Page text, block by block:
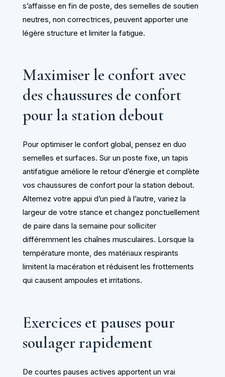
s’affaisse en fin de poste, des semelles de soutien
neutres, non correctrices, peuvent apporter une
légère structure et limiter la fatigue.
Maximiser le confort avec
des chaussures de confort
pour la station debout
Pour optimiser le confort global, pensez en duo
semelles et surfaces. Sur un poste fixe, un tapis
antifatigue améliore le retour d’énergie et complète
vos chaussures de confort pour la station debout.
Alternez votre appui d’un pied à l’autre, variez la
largeur de votre stance et changez ponctuellement
de paire dans la semaine pour solliciter
différemment les chaînes musculaires. Lorsque la
température monte, des matériaux respirants
limitent la macération et réduisent les frottements
qui causent ampoules et irritations.
Exercices et pauses pour
soulager rapidement
De courtes pauses actives apportent un vrai